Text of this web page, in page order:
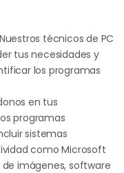
técnicos de PC
tus necesidades y
los programas
en tus
programas
sistemas
como Microsoft
imágenes, software